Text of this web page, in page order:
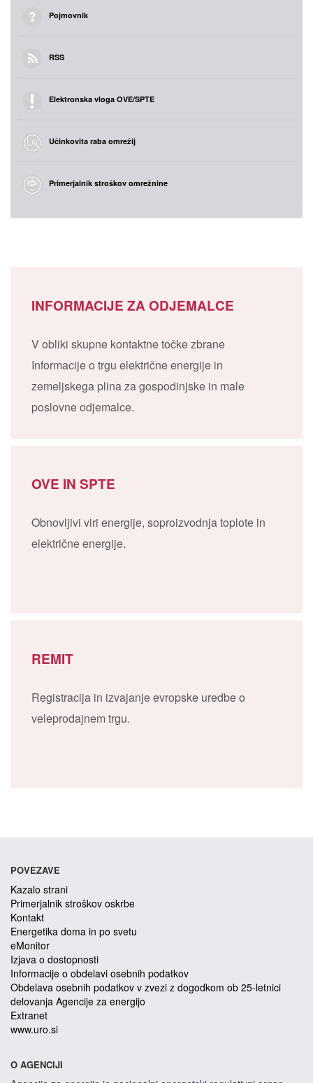
Pojmovnik
RSS
Elektronska vloga OVE/SPTE
Učinkovita raba omrežij
Primerjalnik stroškov omrežnine
INFORMACIJE ZA ODJEMALCE
V obliki skupne kontaktne točke zbrane
Informacije o trgu električne energije in
zemeljskega plina za gospodinjske in male
poslovne odjemalce.
OVE IN SPTE
Obnovljivi viri energije, soproizvodnja toplote in
električne energije.
REMIT
Registracija in izvajanje evropske uredbe o
veleprodajnem trgu.
POVEZAVE
Kazalo strani
Primerjalnik stroškov oskrbe
Kontakt
Energetika doma in po svetu
eMonitor
Izjava o dostopnosti
Informacije o obdelavi osebnih podatkov
Obdelava osebnih podatkov v zvezi z dogodkom ob 25-letnici
delovanja Agencije za energijo
Extranet
www.uro.si
O AGENCIJI